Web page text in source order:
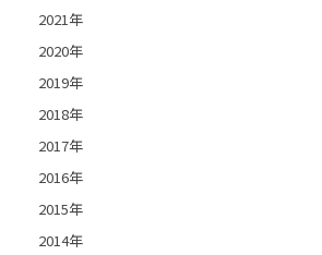
2021年
2020年
2019年
2018年
2017年
2016年
2015年
2014年